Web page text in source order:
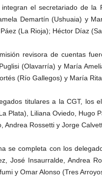
integran el secretariado de la
Demartín (Ushuaia) y
(La Rioja); Héctor Díaz
revisora de cuentas
(Olavarría) y María
(Río Gallegos) y María
titulares a la CGT, los
Plata), Liliana Oviedo, Hugo
Andrea Rossetti y Jorge
se completa con los
José Insaurralde, Andrea
y Omar Alonso (Tres